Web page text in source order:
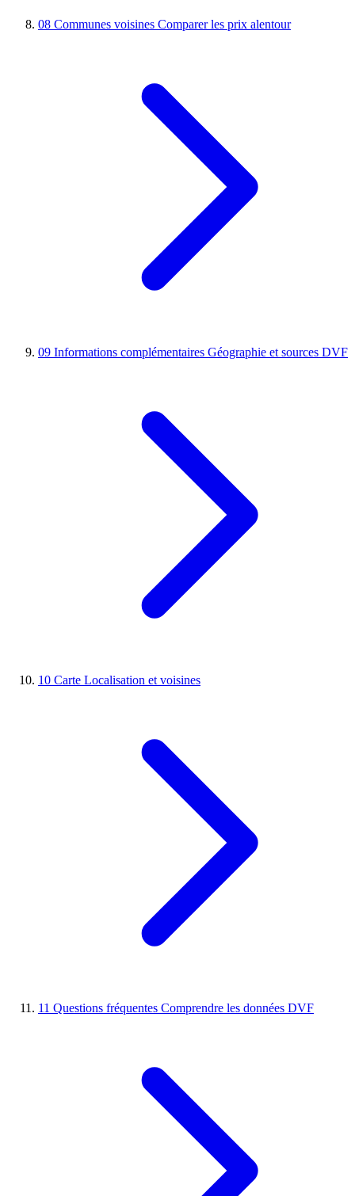
08 Communes voisines Comparer les prix alentour
09 Informations complémentaires Géographie et sources DVF
10 Carte Localisation et voisines
11 Questions fréquentes Comprendre les données DVF